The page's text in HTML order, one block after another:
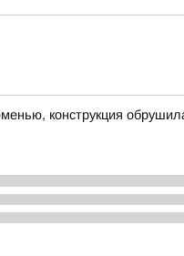
конструкция